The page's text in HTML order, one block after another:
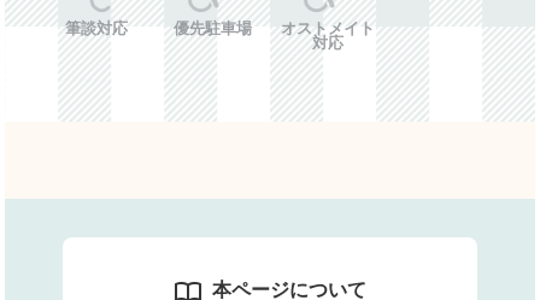
筆談対応 優先駐車場
オストメイト
対応
本ページについて